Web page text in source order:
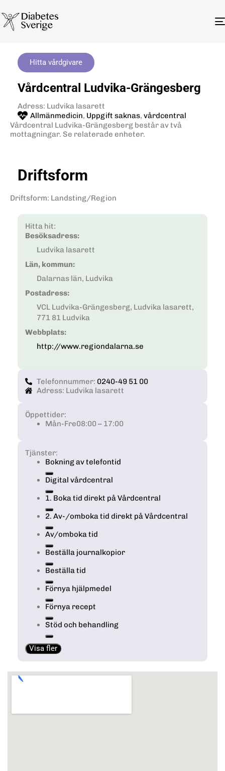
Hitta vårdgivare
Vårdcentral Ludvika-Grängesberg
Adress: Ludvika lasarett
Allmänmedicin, Uppgift saknas, vårdcentral
Vårdcentral Ludvika-Grängesberg består av två
mottagningar. Se relaterade enheter.
Driftsform
Driftsform: Landsting/Region
Hitta hit:
Besöksadress:
Ludvika lasarett
Län, kommun:
Dalarnas län, Ludvika
Postadress:
VCL Ludvika-Grängesberg, Ludvika lasarett,
771 81 Ludvika
Webbplats:
http://www.regiondalarna.se
Telefonnummer: 0240-49 51 00
Adress: Ludvika lasarett
Öppettider:
Mån-Fre08:00 – 17:00
Tjänster:
Bokning av telefontid
Digital vårdcentral
1. Boka tid direkt på Vårdcentral
2. Av-/omboka tid direkt på Vårdcentral
Av/omboka tid
Beställa journalkopior
Beställa tid
Förnya hjälpmedel
Förnya recept
Stöd och behandling
Visa fler